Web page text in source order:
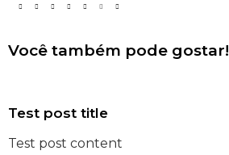
Você também pode gostar!
Test post title
Test post content